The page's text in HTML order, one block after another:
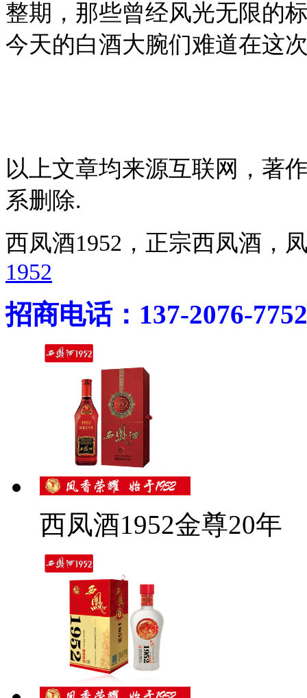
整期，那些曾经风光无限的
今天的白酒大腕们难道在这
以上文章均来源互联网，著
系删除.
西凤酒1952，正宗西凤酒
1952
招商电话：137-2076-7752
西凤酒1952金尊20年